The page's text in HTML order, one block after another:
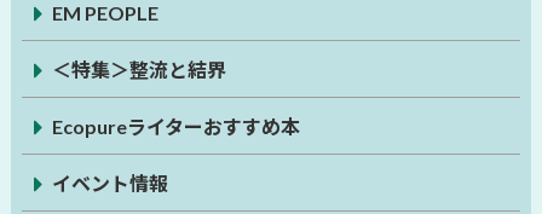
EM PEOPLE
＜特集＞整流と結界
Ecopureライターおすすめ本
イベント情報